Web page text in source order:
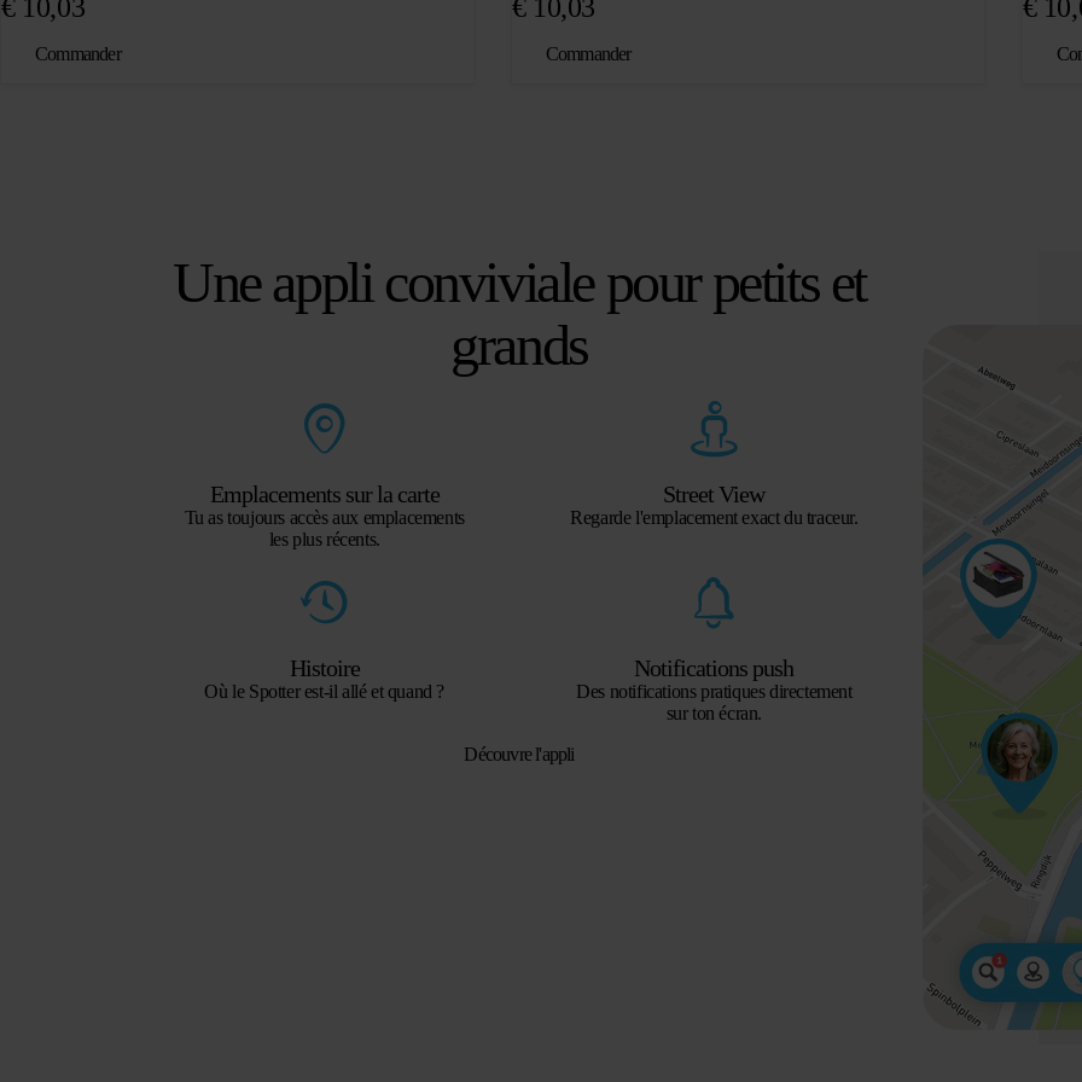
€10,03
Commander
€10,03
Commander
€
Une appli conviviale pour petits et
grands
Emplacements sur la carte
Tu as toujours accès aux emplacements
les plus récents.
Street View
Regarde l'emplacement exact du traceur.
Histoire
Où le Spotter est-il allé et quand ?
Notifications push
Des notifications pratiques directement
sur ton écran.
Découvre l'appli